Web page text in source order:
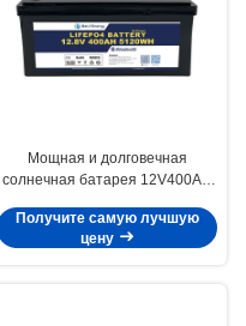
Мощная и долговечная
солнечная батарея 12V400AH
60C Саморазрядка <3% в
месяц
Получите самую лучшую
цену